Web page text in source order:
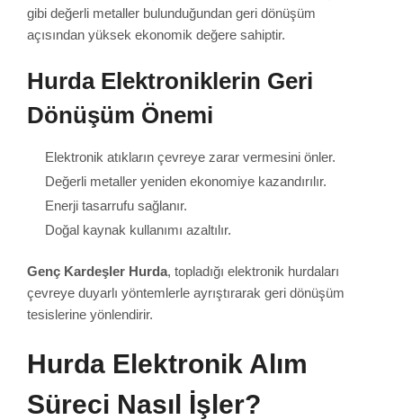
gibi değerli metaller bulunduğundan geri dönüşüm
açısından yüksek ekonomik değere sahiptir.
Hurda Elektroniklerin Geri
Dönüşüm Önemi
Elektronik atıkların çevreye zarar vermesini önler.
Değerli metaller yeniden ekonomiye kazandırılır.
Enerji tasarrufu sağlanır.
Doğal kaynak kullanımı azaltılır.
Genç Kardeşler Hurda, topladığı elektronik hurdaları
çevreye duyarlı yöntemlerle ayrıştırarak geri dönüşüm
tesislerine yönlendirir.
Hurda Elektronik Alım
Süreci Nasıl İşler?